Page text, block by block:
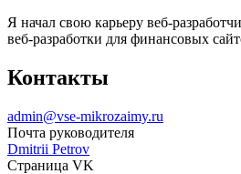
Я начал свою карьеру веб-
веб-разработки для финансовых
Контакты
admin@vse-mikrozaimy.ru
Почта руководителя
Dmitrii Petrov
Страница VK